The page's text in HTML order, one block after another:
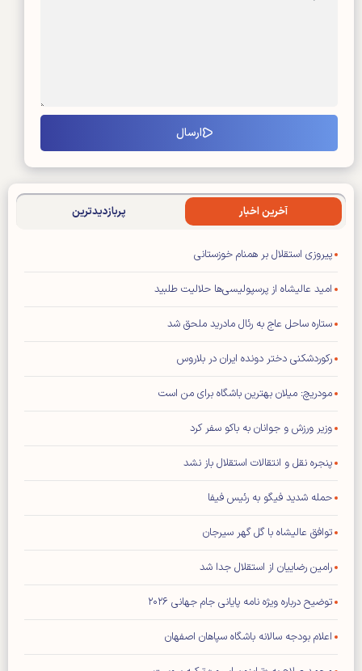
آخرین اخبار پربازدیدترین
پیروزی استقلال بر همنام خوزستانی
امید عالیشاه از پرسپولیسی‌ها حلالیت طلبید
ستاره ساحل عاج به رئال مادرید ملحق شد
رکوردشکنی دختر دونده ایران در بلاروس
مودریچ: میلان بهترین باشگاه برای من است
وزیر ورزش و جوانان به باکو سفر کرد
پنجره نقل و انتقالات استقلال باز نشد
حمله شدید فیگو به رئیس فیفا
توافق عالیشاه با گل گهر سیرجان
رامین رضاییان از استقلال جدا شد
توضیح درباره ویژه نامه پایانی جام جهانی ۲۰۲۶
اعلام بودجه سالانه باشگاه سپاهان اصفهان